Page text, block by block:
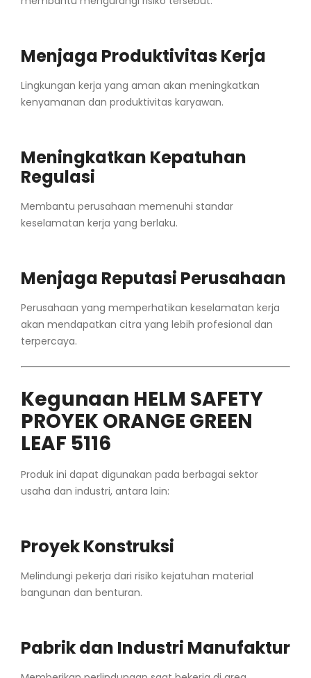
Menjaga Produktivitas Kerja
Lingkungan kerja yang aman akan meningkatkan
kenyamanan dan produktivitas karyawan.
Meningkatkan Kepatuhan
Regulasi
Membantu perusahaan memenuhi standar
keselamatan kerja yang berlaku.
Menjaga Reputasi Perusahaan
Perusahaan yang memperhatikan keselamatan kerja
akan mendapatkan citra yang lebih profesional dan
terpercaya.
Kegunaan HELM SAFETY
PROYEK ORANGE GREEN
LEAF 5116
Produk ini dapat digunakan pada berbagai sektor
usaha dan industri, antara lain:
Proyek Konstruksi
Melindungi pekerja dari risiko kejatuhan material
bangunan dan benturan.
Pabrik dan Industri Manufaktur